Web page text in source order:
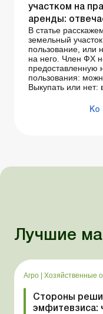
участком на
аренды:
В статье
земельный
пользование, или
на него. Член ФХ
предоставленную
пользования:
Выкупать или нет:
Ко
Лучшие
Агро Хозяйственные
Стороны
эмфитевзиса: